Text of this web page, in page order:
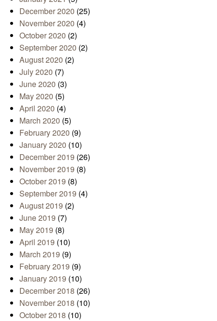
December 2020 (25)
November 2020 (4)
October 2020 (2)
September 2020 (2)
August 2020 (2)
July 2020 (7)
June 2020 (3)
May 2020 (5)
April 2020 (4)
March 2020 (5)
February 2020 (9)
January 2020 (10)
December 2019 (26)
November 2019 (8)
October 2019 (8)
September 2019 (4)
August 2019 (2)
June 2019 (7)
May 2019 (8)
April 2019 (10)
March 2019 (9)
February 2019 (9)
January 2019 (10)
December 2018 (26)
November 2018 (10)
October 2018 (10)